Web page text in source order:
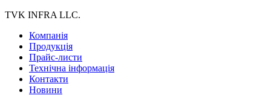
TVK INFRA LLC.
Компанія
Продукція
Прайс-листи
Технічна інформація
Контакти
Новини